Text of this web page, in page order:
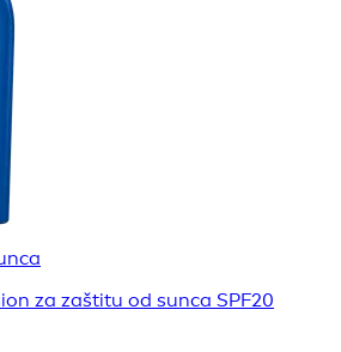
za zaštitu od sunca SPF20